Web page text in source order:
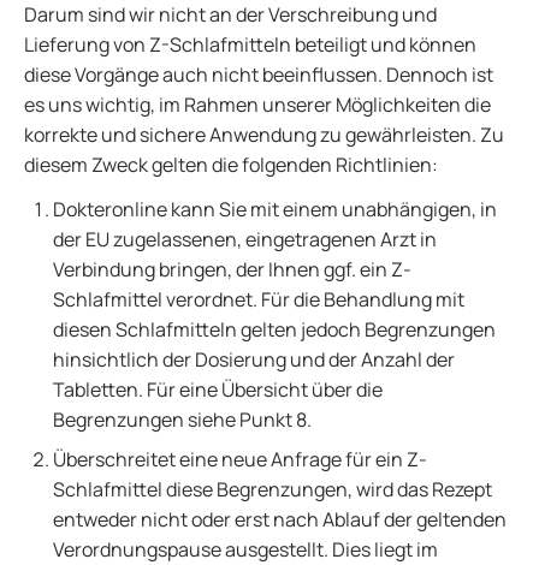
Darum sind wir nicht an der Verschreibung und
Lieferung von Z-Schlafmitteln beteiligt und können
diese Vorgänge auch nicht beeinflussen. Dennoch ist
es uns wichtig, im Rahmen unserer Möglichkeiten die
korrekte und sichere Anwendung zu gewährleisten. Zu
diesem Zweck gelten die folgenden Richtlinien:
Dokteronline kann Sie mit einem unabhängigen, in
der EU zugelassenen, eingetragenen Arzt in
Verbindung bringen, der Ihnen ggf. ein Z-
Schlafmittel verordnet. Für die Behandlung mit
diesen Schlafmitteln gelten jedoch Begrenzungen
hinsichtlich der Dosierung und der Anzahl der
Tabletten. Für eine Übersicht über die
Begrenzungen siehe Punkt 8.
Überschreitet eine neue Anfrage für ein Z-
Schlafmittel diese Begrenzungen, wird das Rezept
entweder nicht oder erst nach Ablauf der geltenden
Verordnungspause ausgestellt. Dies liegt im